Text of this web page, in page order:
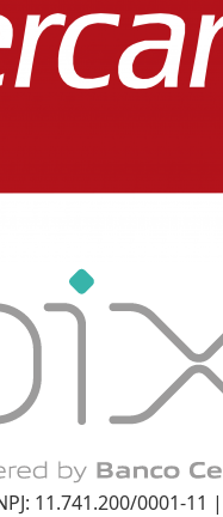
11.741.200/0001-